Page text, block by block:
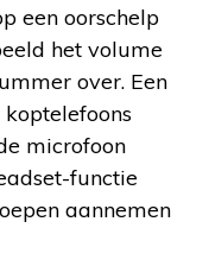
een oorschelp
het volume
over. Een
microfoon
functie
aannemen